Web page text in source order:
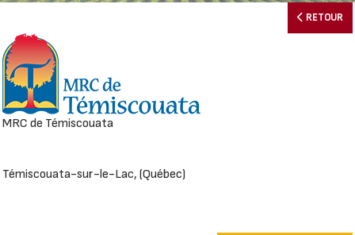
RETOUR
MRC de Témiscouata
Témiscouata-sur-le-Lac, (Québec)